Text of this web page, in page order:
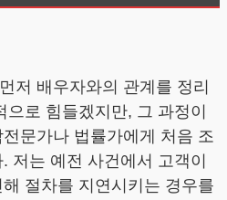
저 배우자와의 관계를 정리
로 힘들겠지만, 그 과정이
문가나 법률가에게 처음 조
저는 예전 사건에서 고객이
절차를 지연시키는 경우를